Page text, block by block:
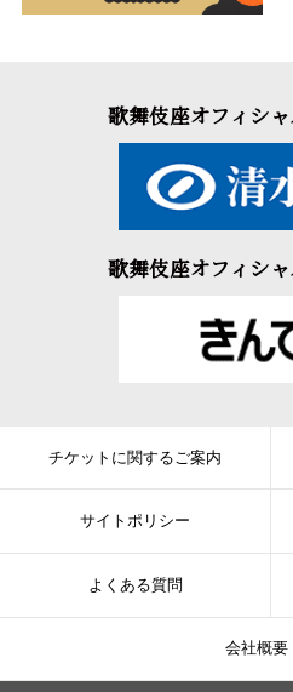
歌舞伎座オフィシ
歌舞伎座オフィシ
チケットに関するご案内
サイトポリシー
よくある質問
会社概要